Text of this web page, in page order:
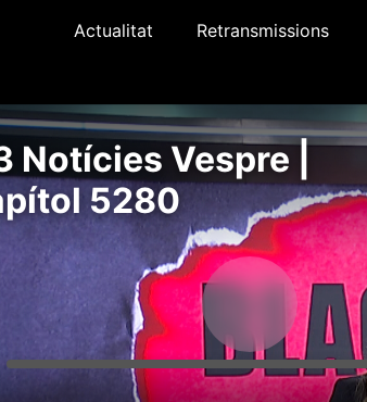
Actualitat Retransmissions
Notícies Vespre |
5280